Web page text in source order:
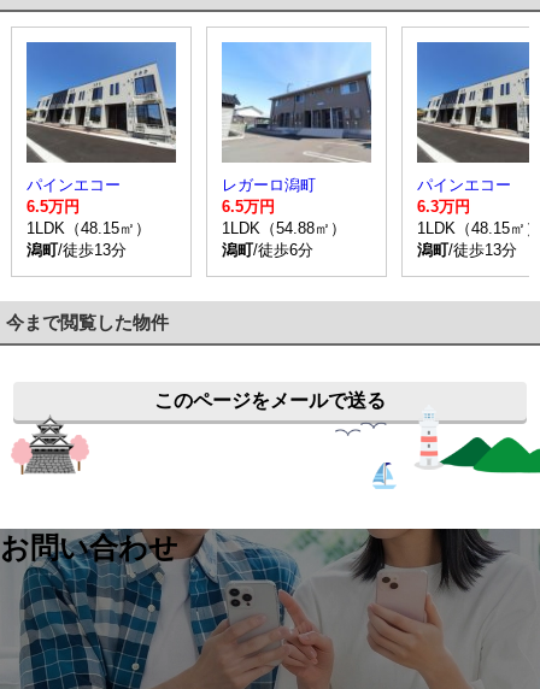
パインエコー
6.5万円
1LDK（48.15㎡）
潟町/徒歩13分
レガーロ潟町
6.5万円
1LDK（54.88㎡）
潟町/徒歩6分
パインエコー
6.3万円
1LDK（48.15㎡）
潟町/徒歩13分
今まで閲覧した物件
このページをメールで送る
お問い合わせ